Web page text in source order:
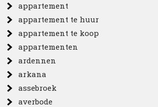
appartement
appartement te huur
appartement te koop
appartementen
ardennen
arkana
assebroek
averbode